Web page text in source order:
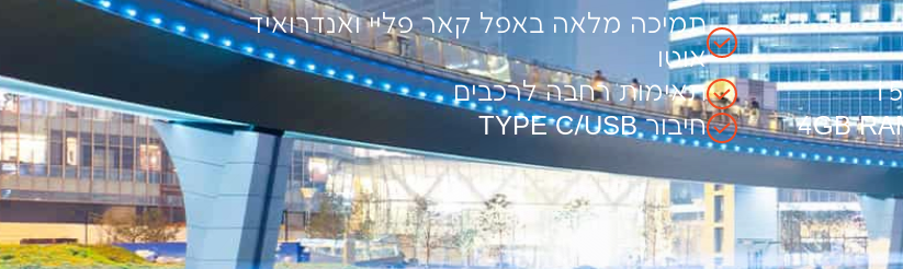
תמיכה מלאה באפל קאר פליי ואנדרואיד
אוטו
תאימות רחבה לרכבים
חיבור TYPE C/USB